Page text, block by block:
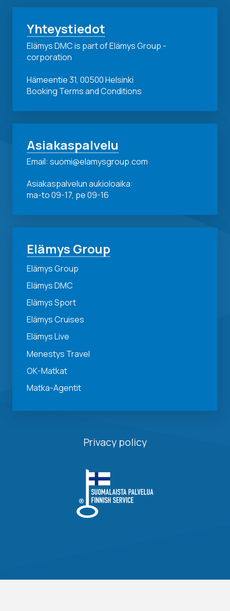
Yhteystiedot
Elämys DMC is part of Elämys Group -
corporation
Hämeentie 31, 00500 Helsinki
Booking Terms and Conditions
Asiakaspalvelu
Email: suomi@elamysgroup.com
Asiakaspalvelun aukioloaika:
ma-to 09-17, pe 09-16
Elämys Group
Elämys Group
Elämys DMC
Elämys Sport
Elämys Cruises
Elämys Live
Menestys Travel
OK-Matkat
Matka-Agentit
Privacy policy